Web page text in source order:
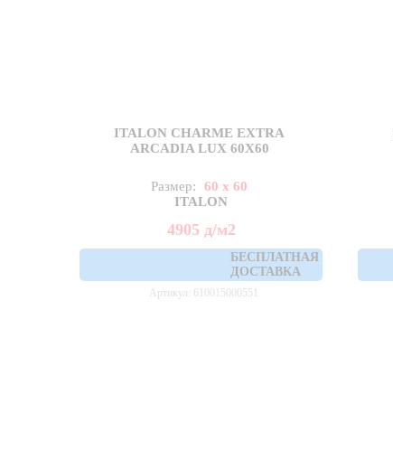
ITALON CHARME EXTRA
ARCADIA LUX 60X60
Размер:
60 x 60
ITALON
4905д/м2
БЕСПЛАТНАЯ
ДОСТАВКА
Артикул: 610015000551